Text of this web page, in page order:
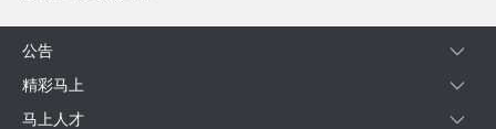
公告
精彩马上
马上人才